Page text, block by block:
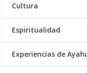
Cultura
Espiritualidad
Experiencias de